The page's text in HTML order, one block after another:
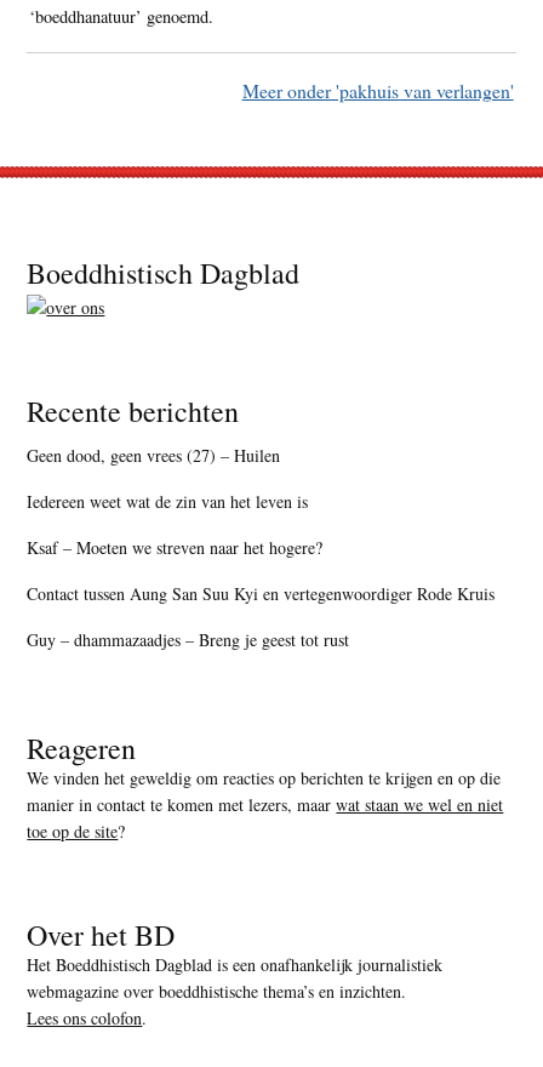
‘boeddhanatuur’ genoemd.
Meer onder 'pakhuis van verlangen'
Footer
Boeddhistisch Dagblad
Recente berichten
Geen dood, geen vrees (27) – Huilen
Iedereen weet wat de zin van het leven is
Ksaf – Moeten we streven naar het hogere?
Contact tussen Aung San Suu Kyi en vertegenwoordiger Rode Kruis
Guy – dhammazaadjes – Breng je geest tot rust
Reageren
We vinden het geweldig om reacties op berichten te krijgen en op die
manier in contact te komen met lezers, maarwat staan we wel en niet
toe op de site?
Over het BD
Het Boeddhistisch Dagblad is een onafhankelijk journalistiek
webmagazine over boeddhistische thema’s en inzichten.
Lees ons colofon.